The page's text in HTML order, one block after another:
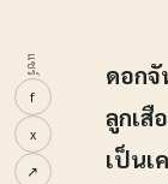
แชร์
f
x
↗
ดอก
ลูกเสื
เป็นเ